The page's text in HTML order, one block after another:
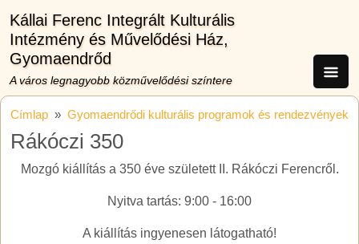
Kállai Ferenc Integrált Kulturális
Intézmény és Művelődési Ház,
Gyomaendrőd
A város legnagyobb közművelődési színtere
Címlap Gyomaendrődi kulturális programok és rendezvények
Rákóczi 350
Mozgó kiállítás a 350 éve született II. Rákóczi Ferencről.
Nyitva tartás: 9:00 - 16:00
A kiállítás ingyenesen látogatható!